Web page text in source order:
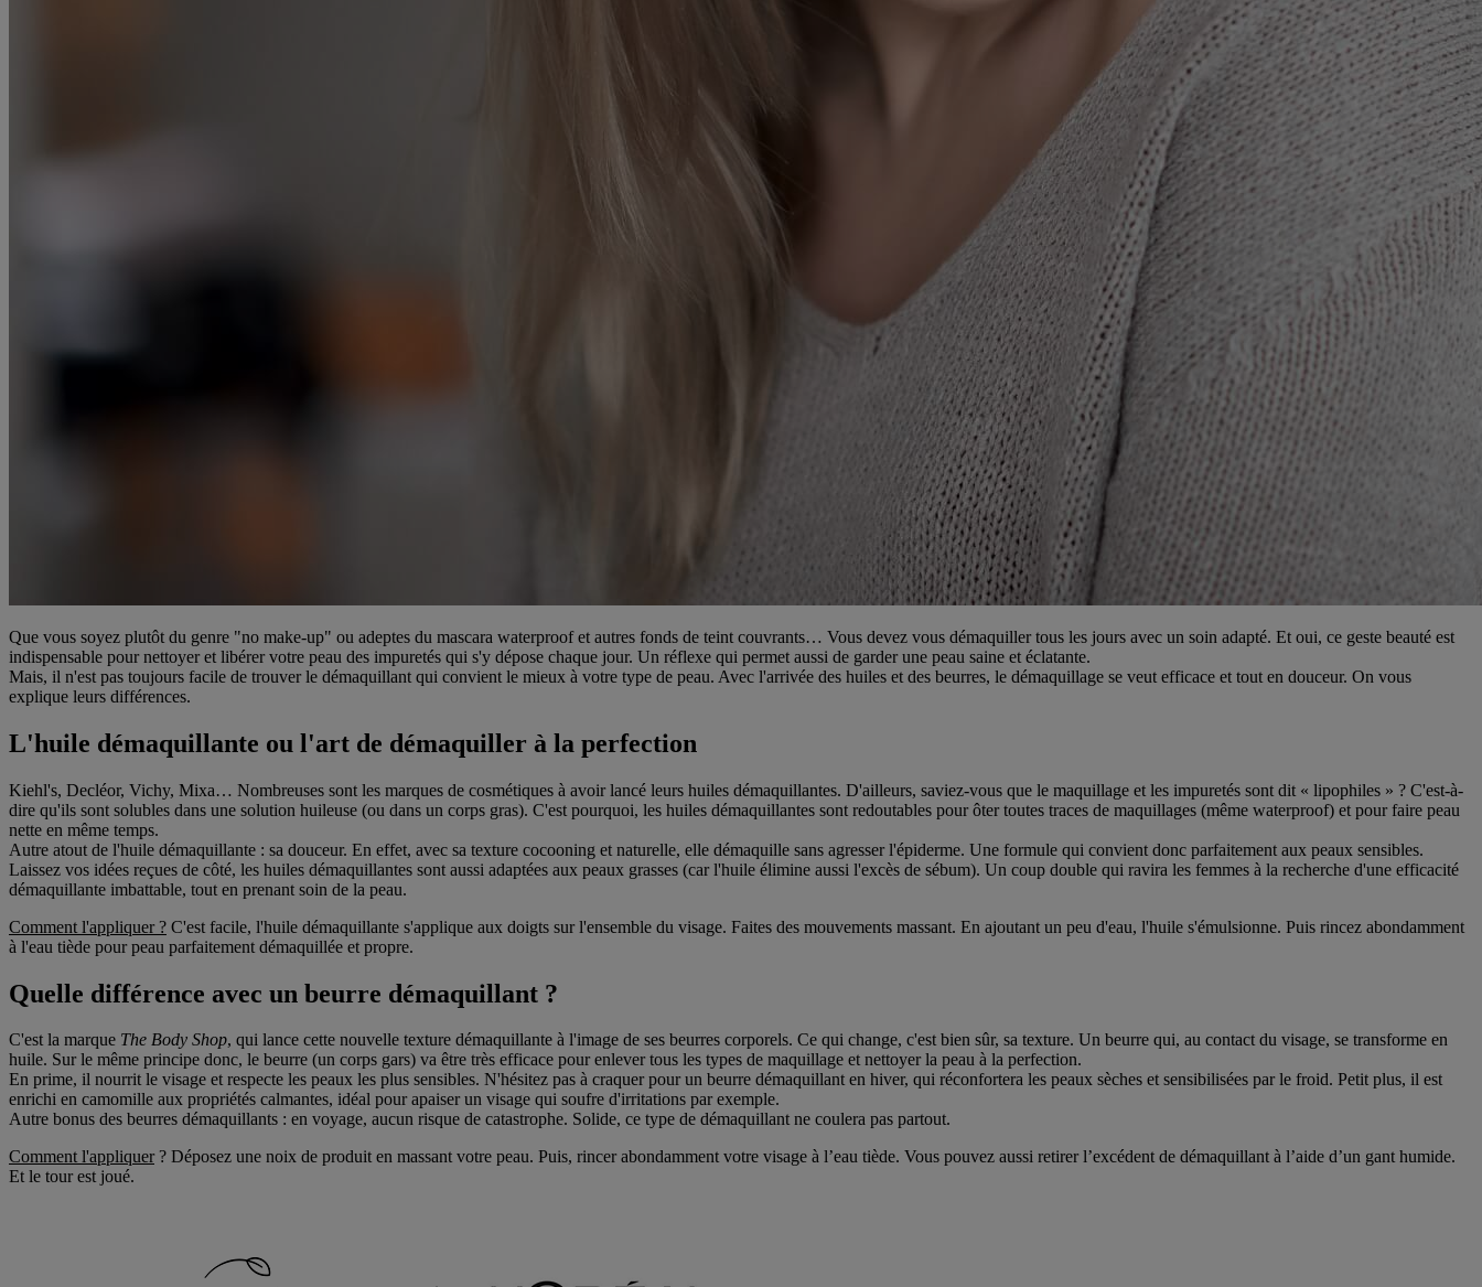
Que vous soyez plutôt du genre "no make-up" ou adeptes du mascara waterproof et autres fonds de teint couvrants… Vous devez vous démaquiller tous les jours avec un soin adapté. Et oui, ce geste beauté est
indispensable pour nettoyer et libérer votre peau des impuretés qui s'y dépose chaque jour. Un réflexe qui permet aussi de garder une peau saine et éclatante.
Mais, il n'est pas toujours facile de trouver le démaquillant qui convient le mieux à votre type de peau. Avec l'arrivée des huiles et des beurres, le démaquillage se veut efficace et tout en douceur. On vous
explique leurs différences.
L'huile démaquillante ou l'art de démaquiller à la perfection
Kiehl's, Decléor, Vichy, Mixa… Nombreuses sont les marques de cosmétiques à avoir lancé leurs huiles démaquillantes. D'ailleurs, saviez-vous que le maquillage et les impuretés sont dit « lipophiles » ? C'est-à-
dire qu'ils sont solubles dans une solution huileuse (ou dans un corps gras). C'est pourquoi, les huiles démaquillantes sont redoutables pour ôter toutes traces de maquillages (même waterproof) et pour faire peau
nette en même temps.
Autre atout de l'huile démaquillante : sa douceur. En effet, avec sa texture cocooning et naturelle, elle démaquille sans agresser l'épiderme. Une formule qui convient donc parfaitement aux peaux sensibles.
Laissez vos idées reçues de côté, les huiles démaquillantes sont aussi adaptées aux peaux grasses (car l'huile élimine aussi l'excès de sébum). Un coup double qui ravira les femmes à la recherche d'une efficacité
démaquillante imbattable, tout en prenant soin de la peau.
Comment l'appliquer ? C'est facile, l'huile démaquillante s'applique aux doigts sur l'ensemble du visage. Faites des mouvements massant. En ajoutant un peu d'eau, l'huile s'émulsionne. Puis rincez abondamment
à l'eau tiède pour peau parfaitement démaquillée et propre.
Quelle différence avec un beurre démaquillant ?
C'est la marque The Body Shop, qui lance cette nouvelle texture démaquillante à l'image de ses beurres corporels. Ce qui change, c'est bien sûr, sa texture. Un beurre qui, au contact du visage, se transforme en
huile. Sur le même principe donc, le beurre (un corps gars) va être très efficace pour enlever tous les types de maquillage et nettoyer la peau à la perfection.
En prime, il nourrit le visage et respecte les peaux les plus sensibles. N'hésitez pas à craquer pour un beurre démaquillant en hiver, qui réconfortera les peaux sèches et sensibilisées par le froid. Petit plus, il est
enrichi en camomille aux propriétés calmantes, idéal pour apaiser un visage qui soufre d'irritations par exemple.
Autre bonus des beurres démaquillants : en voyage, aucun risque de catastrophe. Solide, ce type de démaquillant ne coulera pas partout.
Comment l'appliquer? Déposez une noix de produit en massant votre peau. Puis, rincer abondamment votre visage à l’eau tiède. Vous pouvez aussi retirer l’excédent de démaquillant à l’aide d’un gant humide.
Et le tour est joué.